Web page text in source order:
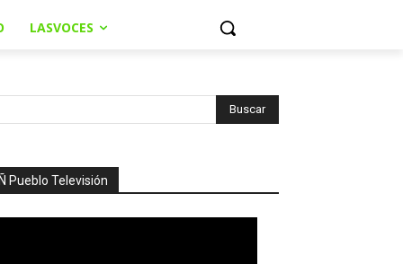
LASVOCES
Ñ Pueblo Televisión